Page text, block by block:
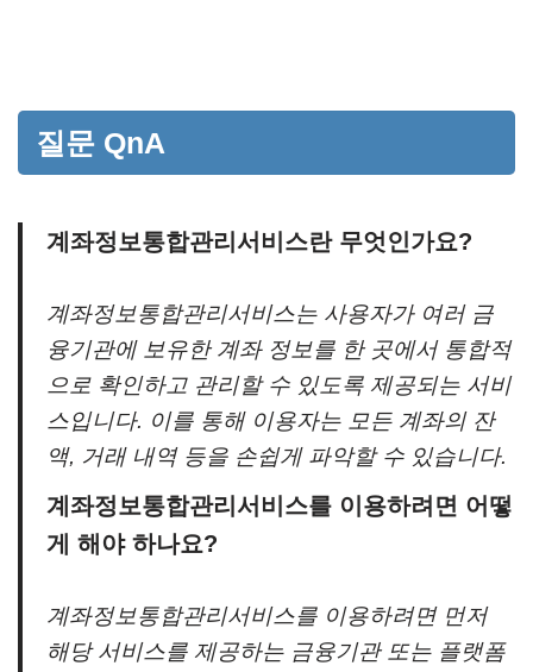
질문 QnA
계좌정보통합관리서비스란 무엇인가요?
계좌정보통합관리서비스는 사용자가 여러 금
융기관에 보유한 계좌 정보를 한 곳에서 통합적
으로 확인하고 관리할 수 있도록 제공되는 서비
스입니다. 이를 통해 이용자는 모든 계좌의 잔
액, 거래 내역 등을 손쉽게 파악할 수 있습니다.
계좌정보통합관리서비스를 이용하려면 어떻
게 해야 하나요?
계좌정보통합관리서비스를 이용하려면 먼저
해당 서비스를 제공하는 금융기관 또는 플랫폼